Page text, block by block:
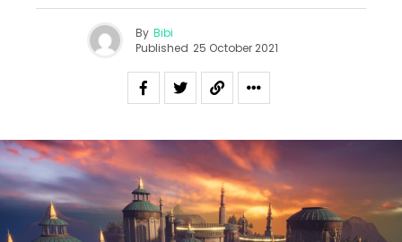
By Bibi
Published 25 October 2021